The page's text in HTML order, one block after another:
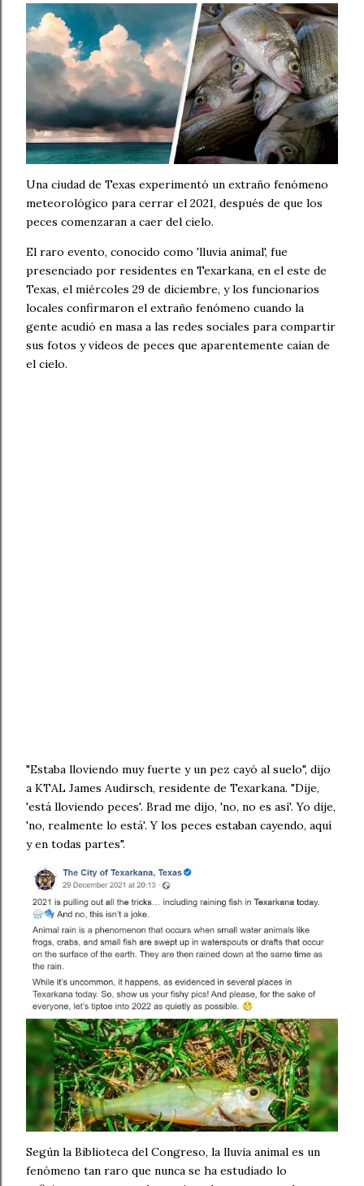
Una ciudad de Texas experimentó un extraño fenómeno
meteorológico para cerrar el 2021, después de que los
peces comenzaran a caer del cielo.
El raro evento, conocido como 'lluvia animal', fue
presenciado por residentes en Texarkana, en el este de
Texas, el miércoles 29 de diciembre, y los funcionarios
locales confirmaron el extraño fenómeno cuando la
gente acudió en masa a las redes sociales para compartir
sus fotos y videos de peces que aparentemente caían de
el cielo.
"Estaba lloviendo muy fuerte y un pez cayó al suelo", dijo
a KTAL James Audirsch, residente de Texarkana. "Dije,
'está lloviendo peces'. Brad me dijo, 'no, no es así'. Yo dije,
'no, realmente lo está'. Y los peces estaban cayendo, aquí
y en todas partes".
Según la Biblioteca del Congreso, la lluvia animal es un
fenómeno tan raro que nunca se ha estudiado lo